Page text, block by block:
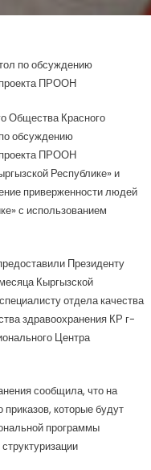
по обсуждению
проекта ПРООН
Общества Красного
обсуждению
проекта ПРООН
Республике» и
приверженности людей
с использованием
Президенту
Кыргызской
отдела качества
здравоохранения КР г-
Центра
сообщила, что на
которые будут
программы